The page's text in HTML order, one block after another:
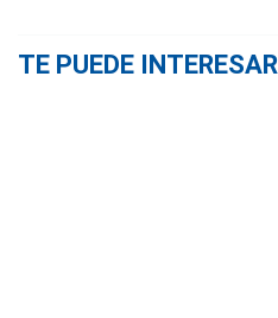
TE PUEDE INTERESAR